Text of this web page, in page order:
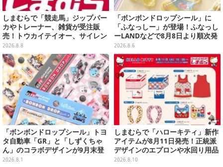
しまむらで「競走馬」ジップパー
カやトレーナー、雑貨が受注販
売！トウカイテイオー、サイレン
ススズカなど名馬をデザイン
2026.8.8
「ボンボンドロップシール」に
「ふなっしー」が登場！ふなっし
ーLANDなどで8月8日より順次発
売
2026.8.6
「ボンボンドロップシール」トヨ
タ自動車「GR」と「しずくちゃ
ん」のコラボデザインが9月末登
場！くま吉らも描かれた全4柄
2026.8.1
しまむらで「ハローキティ」新作
アイテムが8月11日発売！正統派
デザインのエプロンや水回り用品
など
2026.8.10